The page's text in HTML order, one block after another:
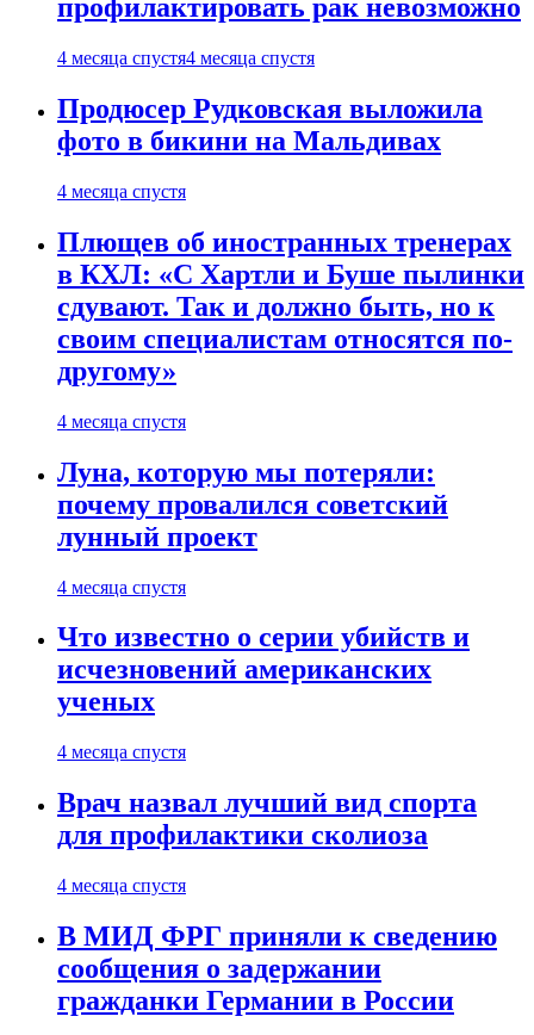
профилактировать рак невозможно
4 месяца спустя4 месяца спустя
Продюсер Рудковская выложила
фото в бикини на Мальдивах
4 месяца спустя
Плющев об иностранных тренерах
в КХЛ: «С Хартли и Буше пылинки
сдувают. Так и должно быть, но к
своим специалистам относятся по-
другому»
4 месяца спустя
Луна, которую мы потеряли:
почему провалился советский
лунный проект
4 месяца спустя
Что известно о серии убийств и
исчезновений американских
ученых
4 месяца спустя
Врач назвал лучший вид спорта
для профилактики сколиоза
4 месяца спустя
В МИД ФРГ приняли к сведению
сообщения о задержании
гражданки Германии в России